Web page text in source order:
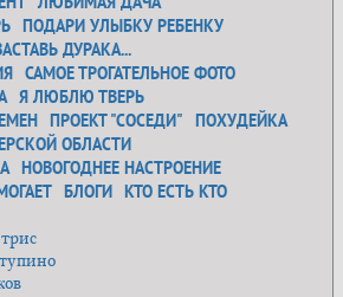
ПОДАРИ УЛЫБКУ РЕБЕНКУ
ДУРАКА...
САМОЕ ТРОГАТЕЛЬНОЕ ФОТО
Я ЛЮБЛЮ ТВЕРЬ
ПРОЕКТ "СОСЕДИ"
ПОХУДЕЙКА
ОБЛАСТИ
НОВОГОДНЕЕ НАСТРОЕНИЕ
БЛОГИ КТО ЕСТЬ КТО